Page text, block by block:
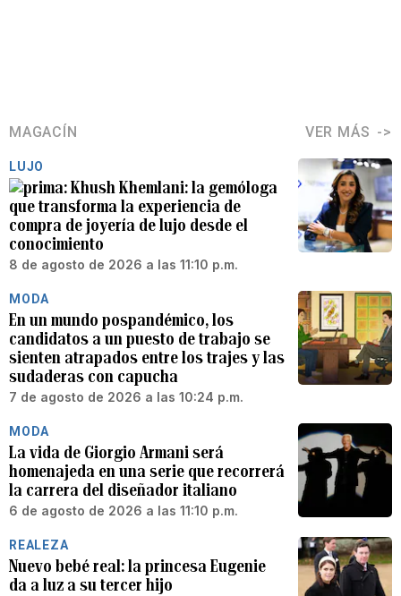
MAGACÍN VER MÁS
LUJO
Khush Khemlani: la gemóloga
que transforma la experiencia de
compra de joyería de lujo desde el
conocimiento
8 de agosto de 2026 a las 11:10 p.m.
MODA
En un mundo pospandémico, los
candidatos a un puesto de trabajo se
sienten atrapados entre los trajes y las
sudaderas con capucha
7 de agosto de 2026 a las 10:24 p.m.
MODA
La vida de Giorgio Armani será
homenajeda en una serie que recorrerá
la carrera del diseñador italiano
6 de agosto de 2026 a las 11:10 p.m.
REALEZA
Nuevo bebé real: la princesa Eugenie
da a luz a su tercer hijo